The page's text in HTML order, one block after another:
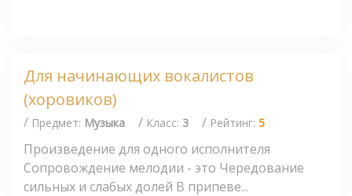
Для начинающих вокалистов
(хоровиков)
/ Предмет: Музыка / Класс: 3 / Рейтинг: 5
Произведение для одного исполнителя
Сопровождение мелодии - это Чередование
сильных и слабых долей В припеве...